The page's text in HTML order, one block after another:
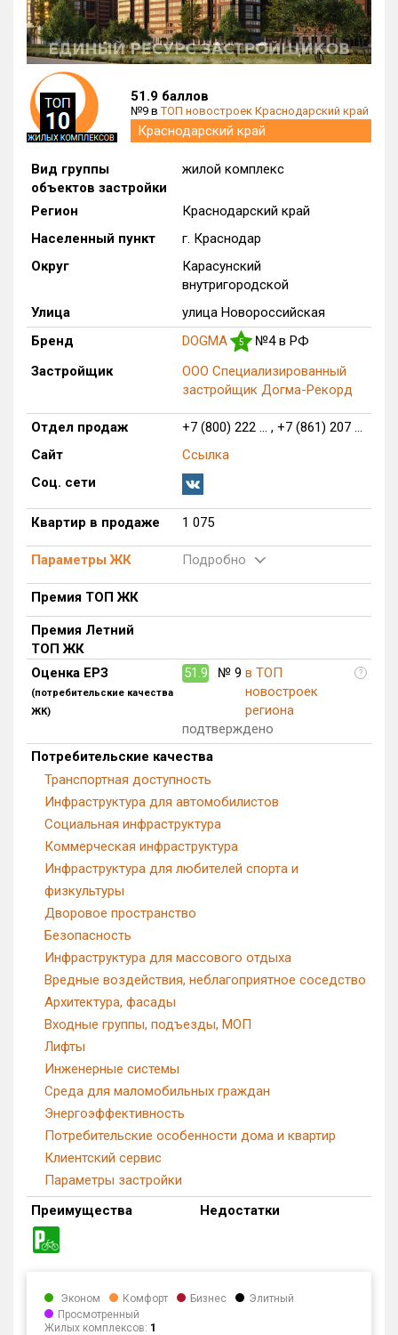
Срок сдачи
от до
Вид объекта
Кол-во комнат
Только новые
от до
с продажами
Жилых комплексов
1 из 783
Многоквартирных домов
Блокированных домов
Домов с апартаментами
0 из 172
Поселков таунхаусов
Многоквартирных домов
Блокированных домов
0 из 500
Квартир, апартаментов,
блоков в БД
51.9 баллов
№9 вТОП новостроек Краснодарский край
Краснодарский край
Вид группы
объектов застройки
жилой комплекс
Регион
Краснодарский край
Населенный пункт
г. Краснодар
Округ
Карасунский
внутригородской
Улица
улица Новороссийская
Бренд
DOGMA 5
№4 в РФ
Застройщик
ООО Специализированный
застройщик Догма-Рекорд
Отдел продаж
+7 (800) 222 ... , +7 (861) 207 ...
Сайт
Ссылка
Соц. сети
Квартир в продаже 1 075
Параметры ЖК Подробно
Премия ТОП ЖК
Премия Летний
ТОП ЖК
Оценка ЕРЗ
(потребительские качества
ЖК)
51.9 № 9 в ТОП
новостроек
региона
?
подтверждено
Потребительские качества
Транспортная доступность
Инфраструктура для автомобилистов
Социальная инфраструктура
Коммерческая инфраструктура
Инфраструктура для любителей спорта и
физкультуры
Дворовое пространство
Безопасность
Инфраструктура для массового отдыха
Вредные воздействия, неблагоприятное соседство
Архитектура, фасады
Входные группы, подъезды, МОП
Лифты
Инженерные системы
Среда для маломобильных граждан
Энергоэффективность
Потребительские особенности дома и квартир
Клиентский сервис
Параметры застройки
Преимущества
Недостатки
Эконом Комфорт Бизнес
Элитный
Просмотренный
Жилых комплексов: 1